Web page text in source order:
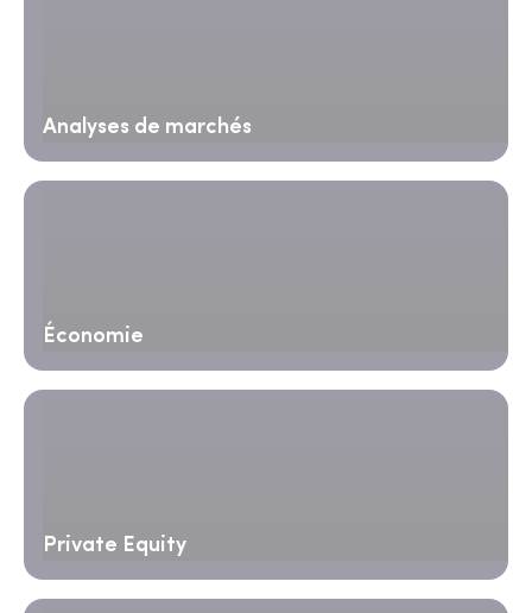
Analyses de marchés
Économie
Private Equity